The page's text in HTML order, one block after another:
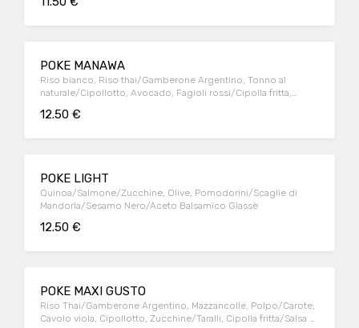
POKE MANAWA
Riso bianco, Riso thai/Gamberone Argentino, Tonno al
naturale/Cipollotto, Avocado, Fagioli rossi/Cipolla fritta,
12.50 €
POKE LIGHT
Quinoa/Salmone/Zucchine, Olive, Pomodorini/Scaglie di
Mandorla/Sesamo Nero/Aceto Balsamico Glassè
12.50 €
POKE MAXI GUSTO
Riso Thai/Gamberone Argentino, Mazzancolle, Polpo/Carote,
Cavolo viola, Cipollotto, Zucchine/Taralli, Cipolla fritta/Salsa di